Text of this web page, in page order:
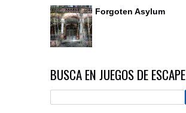
Forgoten Asylum
BUSCA EN JUEGOS DE ESCAPE